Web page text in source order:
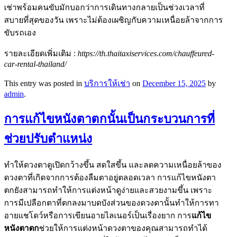
เช่าพร้อมคนขับมักบอกว่าการเดินทางกลายเป็นช่วงเวลาที่
สบายที่สุดของวัน เพราะไม่ต้องเผชิญกับความเหนื่อยล้าจากการ
ขับรถเอง
รายละเอียดเพิ่มเติม : https://th.thaitaxiservices.com/chauffeured-
car-rental-thailand/
This entry was posted in บริการให้เช่า on December 15, 2025 by
admin.
การแก้ไขหนังตาตกนั้นเป็นกระบวนการที่
ช่วยปรับตำแหน่ง
ทำให้ดวงตาดูเปิดกว้างขึ้น สดใสขึ้น และลดความเหนื่อยล้าของ
ดวงตาที่เกิดจากการต้องลืมตาอยู่ตลอดเวลา การแก้ไขหนังตา
ตกยังสามารถทำให้การแต่งหน้าดูง่ายและสวยงามขึ้น เพราะ
การมีเปลือกตาที่ตกลงมาบดบังส่วนของดวงตานั้นทำให้การทา
อายแชโดว์หรือการเขียนอายไลเนอร์เป็นเรื่องยาก การแก้ไข
หนังตาตกช่วยให้การแต่งหน้าดวงตาของคุณสามารถทำได้